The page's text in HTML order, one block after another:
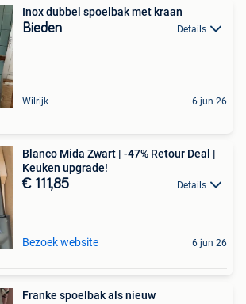
Inox dubbel spoelbak met kraan
Bieden Details
Wilrijk 6 jun 26
Blanco Mida Zwart | -47% Retour Deal |
Keuken upgrade!
€ 111,85 Details
Bezoek website 6 jun 26
Franke spoelbak als nieuw